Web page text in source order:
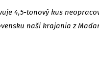
4,5-tonový kus
naši krajania z